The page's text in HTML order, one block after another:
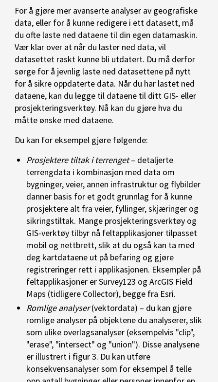
For å gjøre mer avanserte analyser av geografiske
data, eller for å kunne redigere i ett datasett, må
du ofte laste ned dataene til din egen datamaskin.
Vær klar over at når du laster ned data, vil
datasettet raskt kunne bli utdatert. Du må derfor
sørge for å jevnlig laste ned datasettene på nytt
for å sikre oppdaterte data. Når du har lastet ned
dataene, kan du legge til dataene til ditt GIS- eller
prosjekteringsverktøy. Nå kan du gjøre hva du
måtte ønske med dataene.
Du kan for eksempel gjøre følgende:
Prosjektere tiltak iterrenget– detaljerte
terrengdata i kombinasjon med data om
bygninger, veier, annen infrastruktur og flybilder
danner basis for et godt grunnlag for å kunne
prosjektere alt fra veier, fyllinger, skjæringer og
sikringstiltak. Mange prosjekteringsverktøy og
GIS-verktøy tilbyr nå feltapplikasjoner tilpasset
mobil og nettbrett, slik at du også kan ta med
deg kartdataene ut på befaring og gjøre
registreringer rett i applikasjonen. Eksempler på
feltapplikasjoner er Survey123 og ArcGIS Field
Maps (tidligere Collector), begge fra Esri.
Romlige analyser(vektordata) – du kan gjøre
romlige analyser på objektene du analyserer, slik
som ulike overlagsanalyser (eksempelvis "clip",
"erase", "intersect" og "union"). Disse analysene
er illustrert i figur 3. Du kan utføre
konsekvensanalyser som for eksempel å telle